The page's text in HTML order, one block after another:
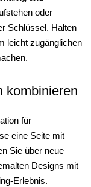
oder
Schlüssel. Halten
leicht zugänglichen
kombinieren
für
eine Seite mit
Sie über neue
Designs mit
Erlebnis.